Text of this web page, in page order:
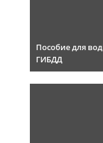
Пособие для
ГИБДД